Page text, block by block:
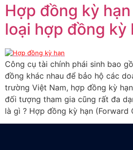
Hợp đồng kỳ
loại hợp đồng kỳ
Công cụ tài chính phái sinh bao
đồng khác nhau để bảo hộ các
trường Việt Nam, hợp đồng kỳ
đối tượng tham gia cũng rất đa
là gì ? Hợp đồng kỳ hạn